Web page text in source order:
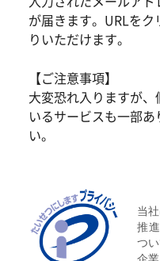
が届きます。URLを
りいただけます。
【ご注意事項】
大変恐れ入りますが
いるサービスも一部
い。
当
推
つ